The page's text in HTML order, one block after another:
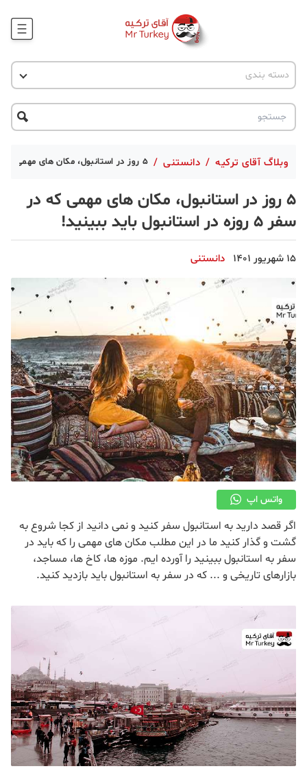
وبلاگ
جاذبه گردشگری
دسته بندی
اخبار ترکیه
پروژه ها
تحصیل در ترکیه
ترکیه گردی
حقوقی
وبلاگ آقای ترکیه / دانستنی / ۵ روز در استانبول، مکان های مهمی که در سفر ۵ روزه در استانبول باید ببینید!
۵ روز در استانبول، مکان های مهمی که در
سفر ۵ روزه در استانبول باید ببینید!
15 شهریور 1401 دانستنی
واتس اپ
اگر قصد دارید به استانبول سفر کنید و نمی دانید از کجا شروع به
گشت و گذار کنید ما در این مطلب مکان های مهمی را که باید در
سفر به استانبول ببینید را آورده ایم. موزه ها، کاخ ها، مساجد،
بازارهای تاریخی و ... که در سفر به استانبول باید بازدید کنید.